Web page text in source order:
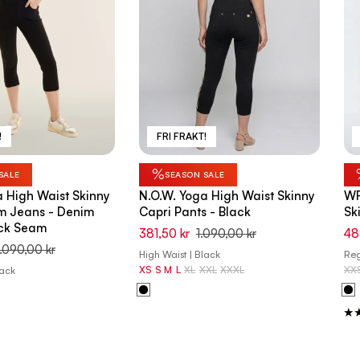
High Waist Skinny
Jeans - Denim
Seam
kr
FRI FRAKT!
%SEASON SALE
N.O.W. Yoga High Waist Skinny
Capri Pants - Black
381,50 kr 1.090,00 kr
High Waist | Black
XS S M L XL XXL XXXL